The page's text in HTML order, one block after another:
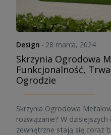
Design - 28 marca, 2024
Skrzynia Ogrodowa
Funkcjonalność,
Ogrodzie
Skrzynia Ogrodowa
rozwiązanie? W
zewnętrzne stają się coraz